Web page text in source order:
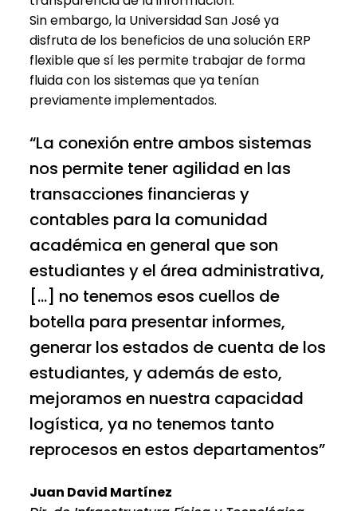
Sin embargo, la Universidad San José ya
disfruta de los beneficios de una solución ERP
flexible que sí les permite trabajar de forma
fluida con los sistemas que ya tenían
previamente implementados.
“La conexión entre ambos sistemas
nos permite tener agilidad en las
transacciones financieras y
contables para la comunidad
académica en general que son
estudiantes y el área administrativa,
[…] no tenemos esos cuellos de
botella para presentar informes,
generar los estados de cuenta de los
estudiantes, y además de esto,
mejoramos en nuestra capacidad
logística, ya no tenemos tanto
reprocesos en estos departamentos”
Juan David Martínez